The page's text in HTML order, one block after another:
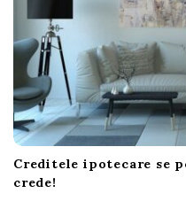
Creditele ipotecare se
crede!